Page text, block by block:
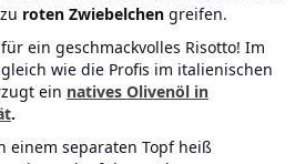
roten Zwiebelchen greifen.
ein geschmackvolles Risotto! Im
wie die Profis im italienischen
ein natives Olivenöl in
.
einem separaten Topf heiß